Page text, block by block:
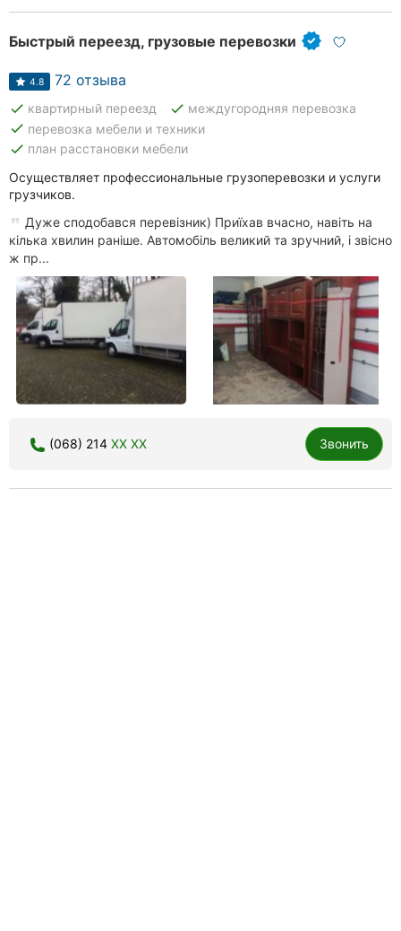
Быстрый переезд, грузовые перевозки
4.8 72 отзыва
done квартирный переезд done междугородняя перевозка
done перевозка мебели и техники
done план расстановки мебели
Осуществляет профессиональные грузоперевозки и услуги
грузчиков.
Дуже сподобався перевізник) Приїхав вчасно, навіть на
кілька хвилин раніше. Автомобіль великий та зручний, і звісно
ж пр...
(068) 214 XX XX Звонить